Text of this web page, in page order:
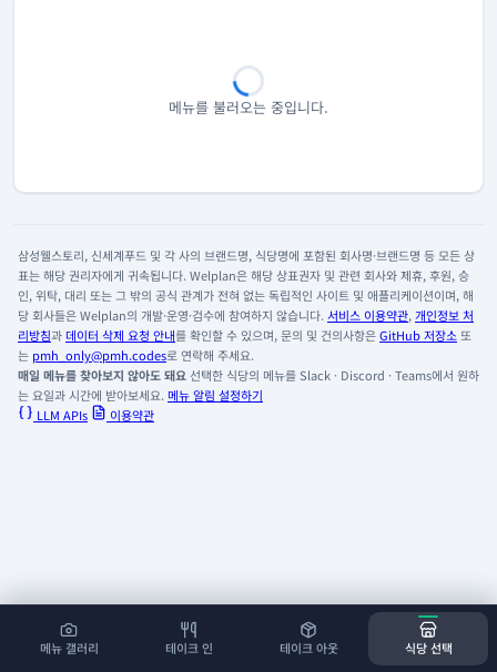
메뉴 갤러리 테이크 인 테이크 아웃 식당 선택
메뉴를 불러오는 중입니다.
삼성웰스토리, 신세계푸드 및 각 사의 브랜드명, 식당명에 포함된 회사명·브랜드명 등 모든 상
표는 해당 권리자에게 귀속됩니다. Welplan은 해당 상표권자 및 관련 회사와 제휴, 후원, 승
인, 위탁, 대리 또는 그 밖의 공식 관계가 전혀 없는 독립적인 사이트 및 애플리케이션이며, 해
당 회사들은 Welplan의 개발·운영·검수에 참여하지 않습니다. 서비스 이용약관, 개인정보 처
리방침과데이터 삭제 요청 안내를 확인할 수 있으며, 문의 및 건의사항은GitHub 저장소 또
는 pmh_only@pmh.codes로 연락해 주세요.
매일 메뉴를 찾아보지 않아도 돼요선택한 식당의 메뉴를 Slack · Discord · Teams에서 원하
는 요일과 시간에 받아보세요. 메뉴 알림 설정하기
LLM APIs
이용약관